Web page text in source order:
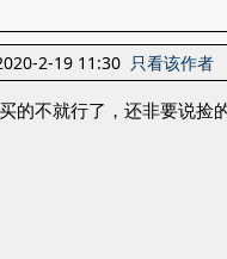
2-19 11:30 只看该作者
的不就行了，还非要说捡